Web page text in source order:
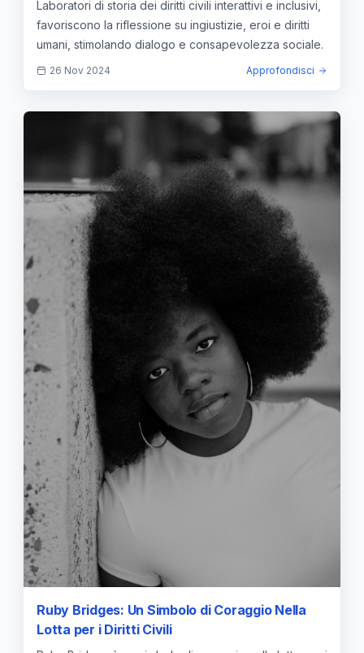
Laboratori di storia dei diritti civili interattivi e inclusivi,
favoriscono la riflessione su ingiustizie, eroi e diritti
umani, stimolando dialogo e consapevolezza sociale.
26 Nov 2024 Approfondisci
Ruby Bridges: Un Simbolo di Coraggio Nella
Lotta per i Diritti Civili